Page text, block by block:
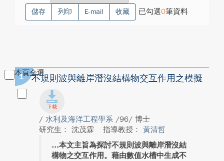
儲存 列印 E-mail 收藏 已勾選0筆資料
本頁全選
1 不規則波與離岸潛沒結構物交互作用之模擬
/ 水利及海洋工程學系 /96/ 博士
研究生： 沈茂霖
指導教授： 黃清哲
本文主旨為探討不規則波與離岸潛沒結
構物之交互作用。藉由數值水槽中生成不